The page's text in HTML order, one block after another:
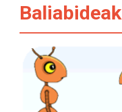
Baliabideak